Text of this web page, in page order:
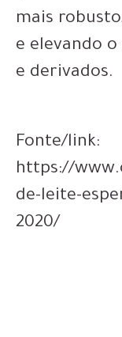
mais
e elevando
e derivados.
Fonte/link:
https://
de-leite-
2020/